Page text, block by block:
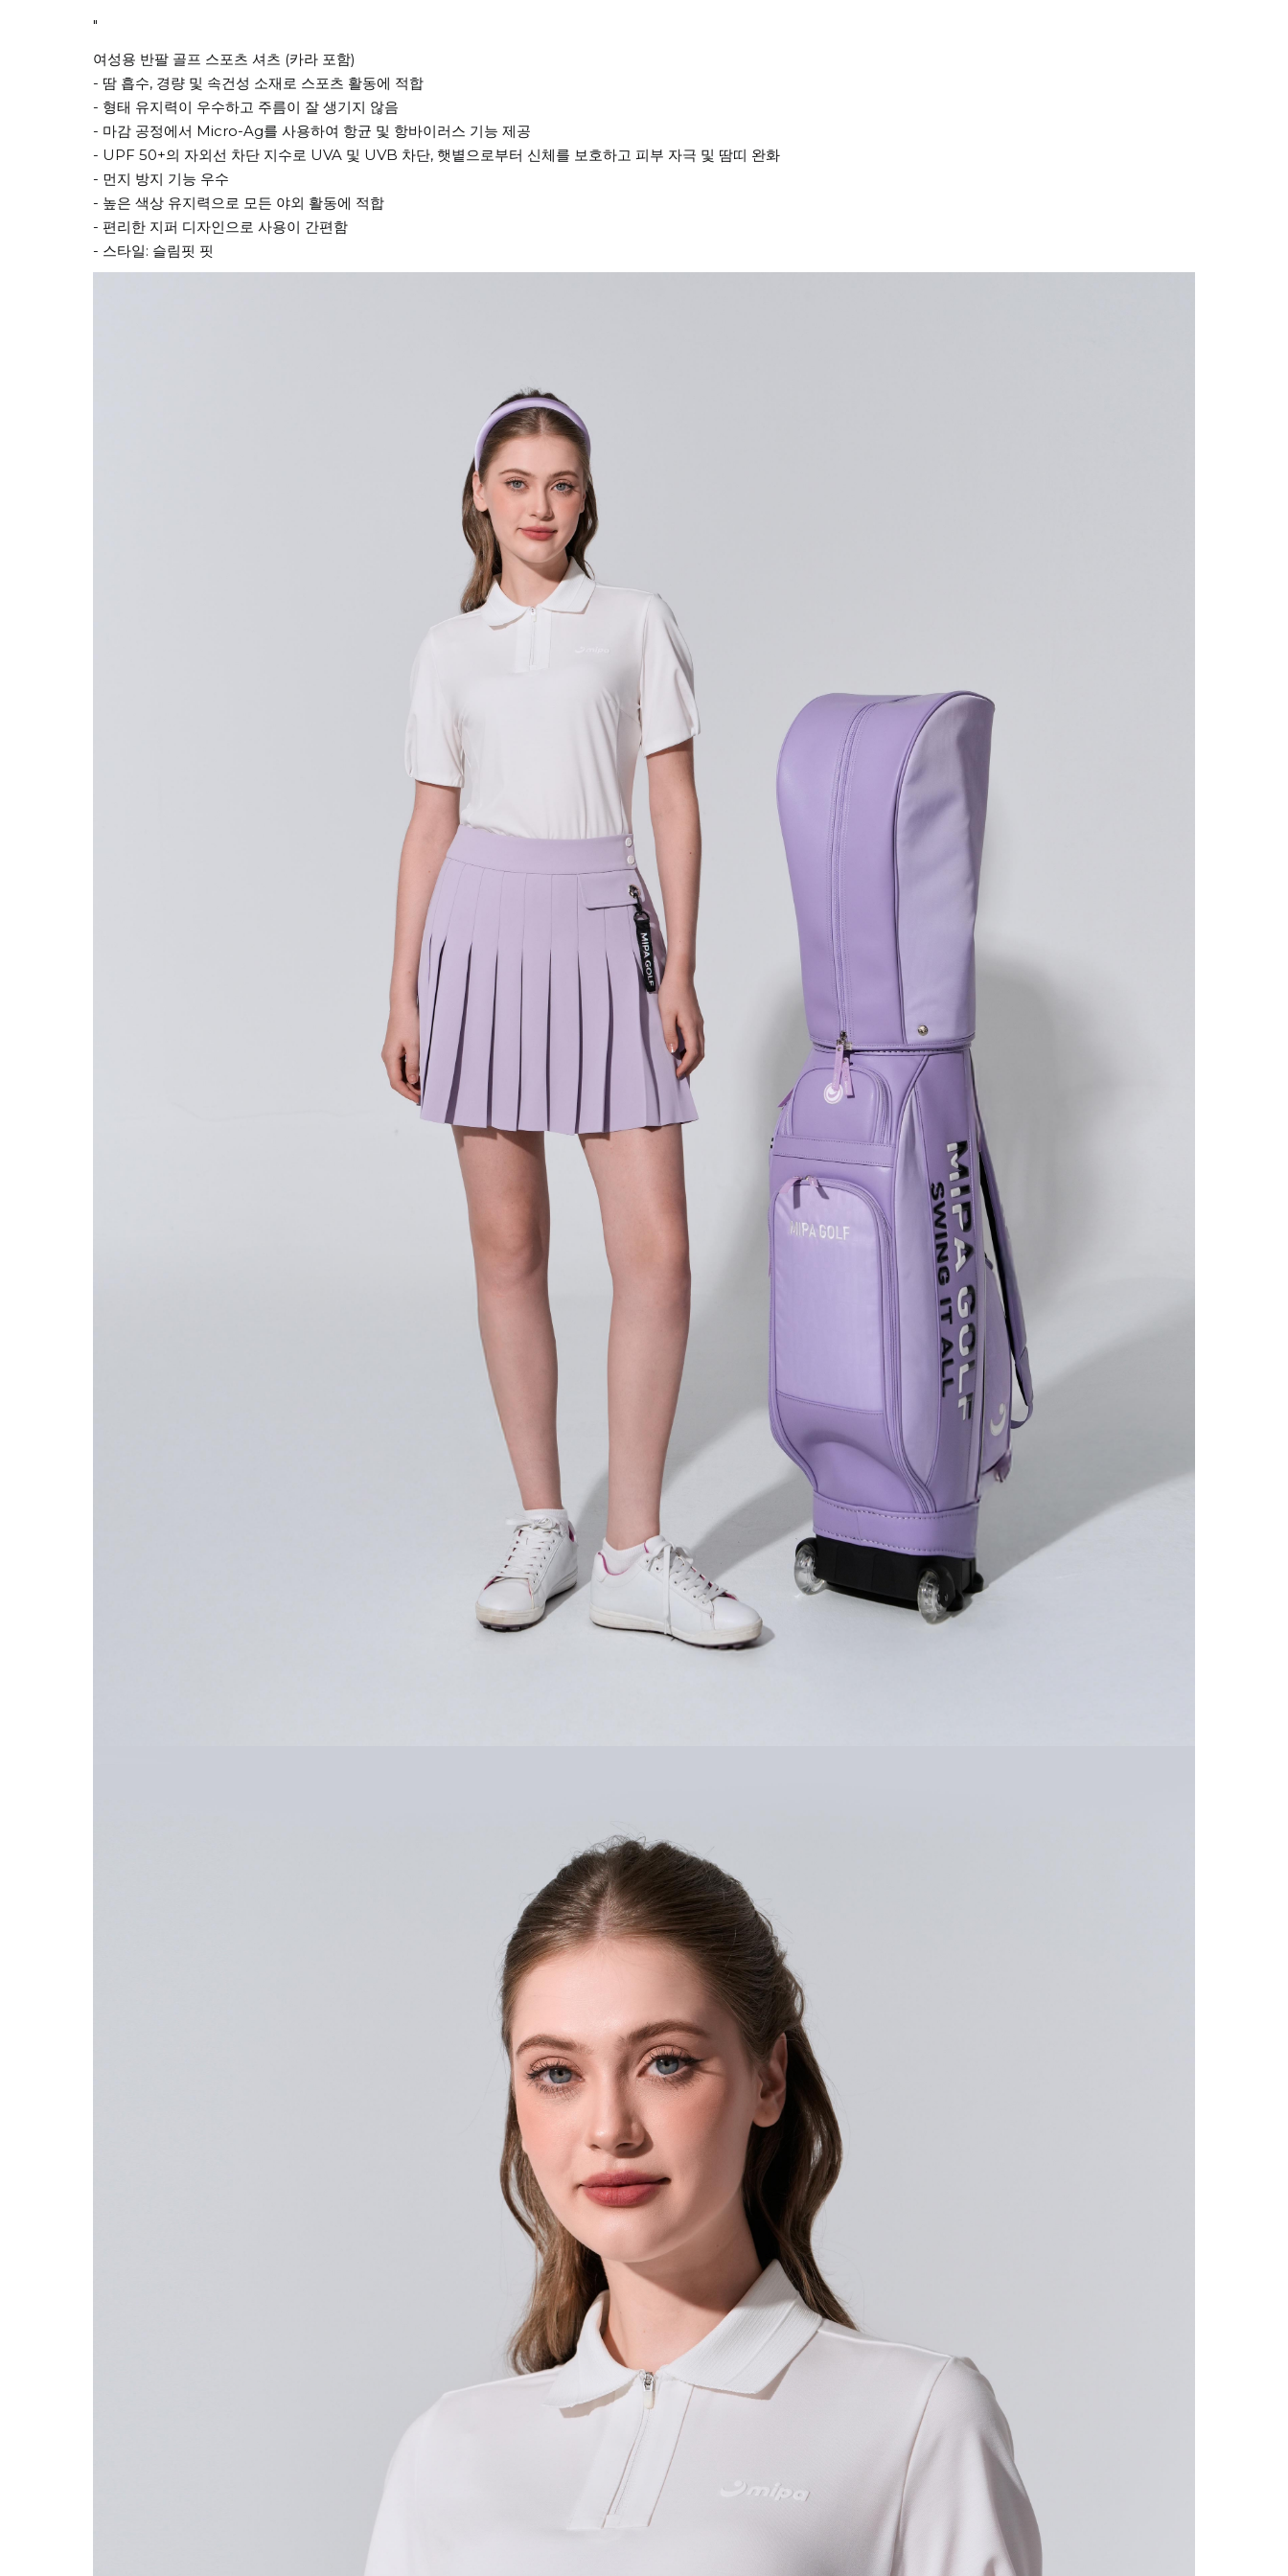
"
여성용 반팔 골프 스포츠 셔츠 (카라 포함)
- 땀 흡수, 경량 및 속건성 소재로 스포츠 활동에 적합
- 형태 유지력이 우수하고 주름이 잘 생기지 않음
- 마감 공정에서 Micro-Ag를 사용하여 항균 및 항바이러스 기능 제공
- UPF 50+의 자외선 차단 지수로 UVA 및 UVB 차단, 햇볕으로부터 신체를 보호하고 피부 자극 및 땀띠 완화
- 먼지 방지 기능 우수
- 높은 색상 유지력으로 모든 야외 활동에 적합
- 편리한 지퍼 디자인으로 사용이 간편함
- 스타일: 슬림핏 핏